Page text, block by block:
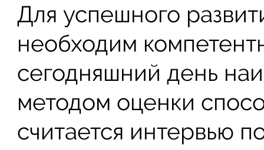
Для успешного
необходим
сегодняшний день
методом оценки
считается интервью